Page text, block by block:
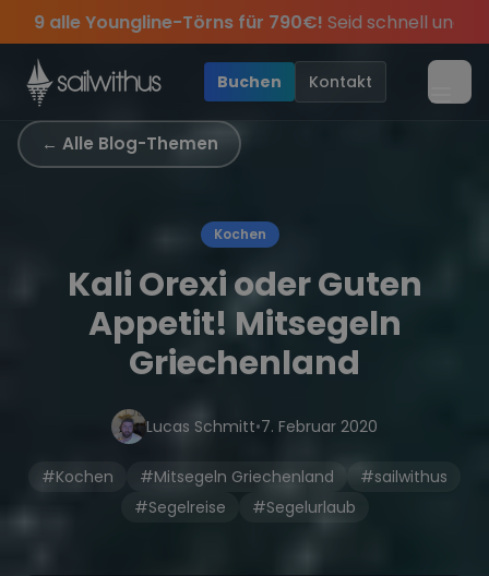
Skip to contentTörns für 790€!Seid schnell und sichert euch
Sichere Dir jetztDein Meilenbuch und Deine
und exklusive Angebote mehr Sowie20€ Rabatt
sei dabei. Season Closing Party 2026!Die
Buchen Kontakt
← Alle Blog-Themen
Kochen
Kali Orexi oder Guten
Appetit! Mitsegeln
Griechenland
Lucas Schmitt•7. Februar 2020
#Kochen #Mitsegeln Griechenland
#sailwithus
#Segelreise
#Segelurlaub